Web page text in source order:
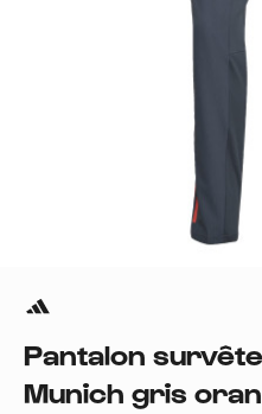
Pantalon
Munich gris